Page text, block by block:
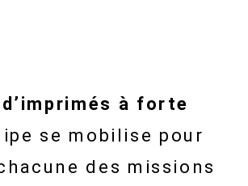
à forte
se mobilise pour
des missions